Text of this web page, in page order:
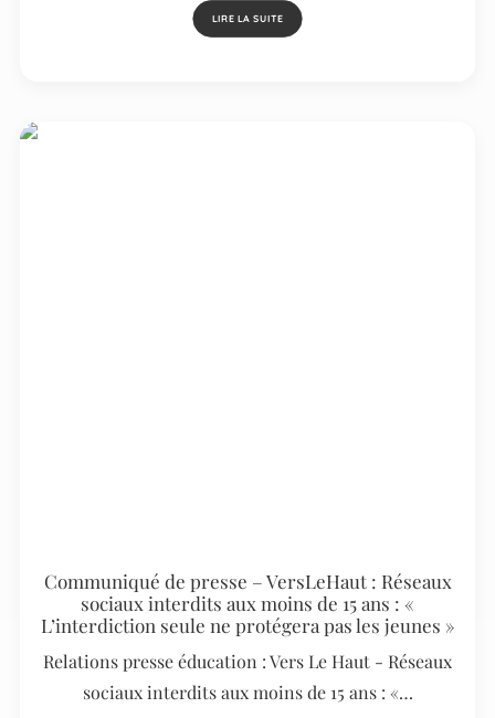
LIRE LA SUITE
Communiqué de presse – VersLeHaut : Réseaux
sociaux interdits aux moins de 15 ans : «
L’interdiction seule ne protégera pas les jeunes »
Relations presse éducation : Vers Le Haut - Réseaux
sociaux interdits aux moins de 15 ans : «…